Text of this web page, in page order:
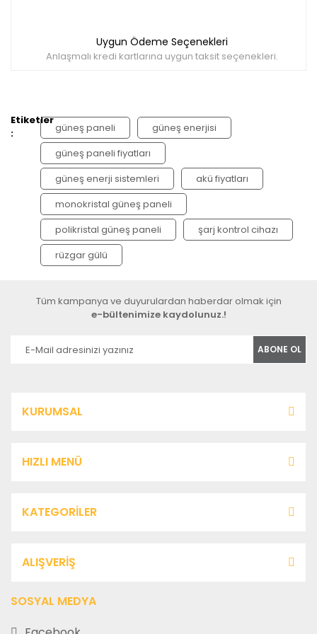
Uygun Ödeme Seçenekleri
Anlaşmalı kredi kartlarına uygun taksit seçenekleri.
Etiketler
:
güneş paneli
güneş enerjisi
güneş paneli fiyatları
güneş enerji sistemleri
akü fiyatları
monokristal güneş paneli
polikristal güneş paneli
şarj kontrol cihazı
rüzgar gülü
Tüm kampanya ve duyurulardan haberdar olmak için
e-bültenimize kaydolunuz.!
ABONE OL
KURUMSAL
HIZLI MENÜ
KATEGORİLER
ALIŞVERİŞ
SOSYAL MEDYA